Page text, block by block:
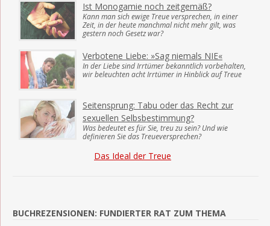
Ist Monogamie noch zeitgemäß?
Kann man sich ewige Treue versprechen, in einer
Zeit, in der heute manchmal nicht mehr gilt, was
gestern noch Gesetz war?
Verbotene Liebe: »Sag niemals NIE«
In der Liebe sind Irrtümer bekanntlich vorbehalten,
wir beleuchten acht Irrtümer in Hinblick auf Treue
Seitensprung: Tabu oder das Recht zur
sexuellen Selbsbestimmung?
Was bedeutet es für Sie, treu zu sein? Und wie
definieren Sie das Treueversprechen?
Das Ideal der Treue
BUCHREZENSIONEN: FUNDIERTER RAT ZUM THEMA